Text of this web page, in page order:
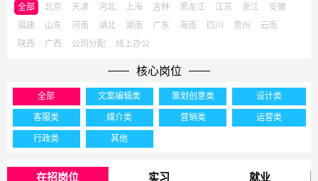
全部 北京 天津 河北 上海 吉林 黑龙江 江苏 浙江
安徽
福建
山东 河南 湖北 湖南 广东 海南 四川 贵州
云南
陕西
广西 公司分配 线上办公
核心岗位
全部 文案编辑类 策划创意类 设计类
客服类 媒介类 营销类 运营类
行政类 其他
在招岗位 实习 就业